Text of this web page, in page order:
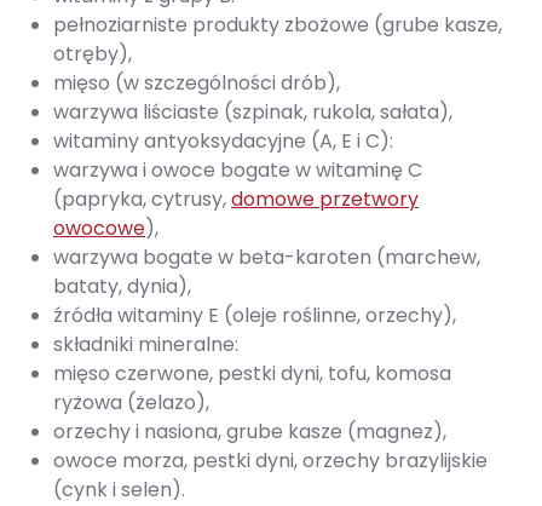
pełnoziarniste produkty zbożowe (grube kasze,
otręby),
mięso (w szczególności drób),
warzywa liściaste (szpinak, rukola, sałata),
witaminy antyoksydacyjne (A, E i C):
warzywa i owoce bogate w witaminę C
(papryka, cytrusy,domowe przetwory
owocowe),
warzywa bogate w beta-karoten (marchew,
bataty, dynia),
źródła witaminy E (oleje roślinne, orzechy),
składniki mineralne:
mięso czerwone, pestki dyni, tofu, komosa
ryżowa (żelazo),
orzechy i nasiona, grube kasze (magnez),
owoce morza, pestki dyni, orzechy brazylijskie
(cynk i selen).